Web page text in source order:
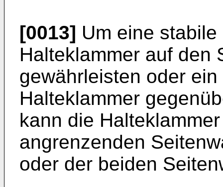
[0013] Um eine
Halteklammer auf den
gewährleisten oder
Halteklammer
kann die
angrenzenden
oder der beiden